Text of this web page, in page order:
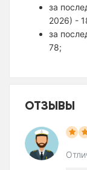
за
2026) -
за
78;
ОТЗЫВЫ